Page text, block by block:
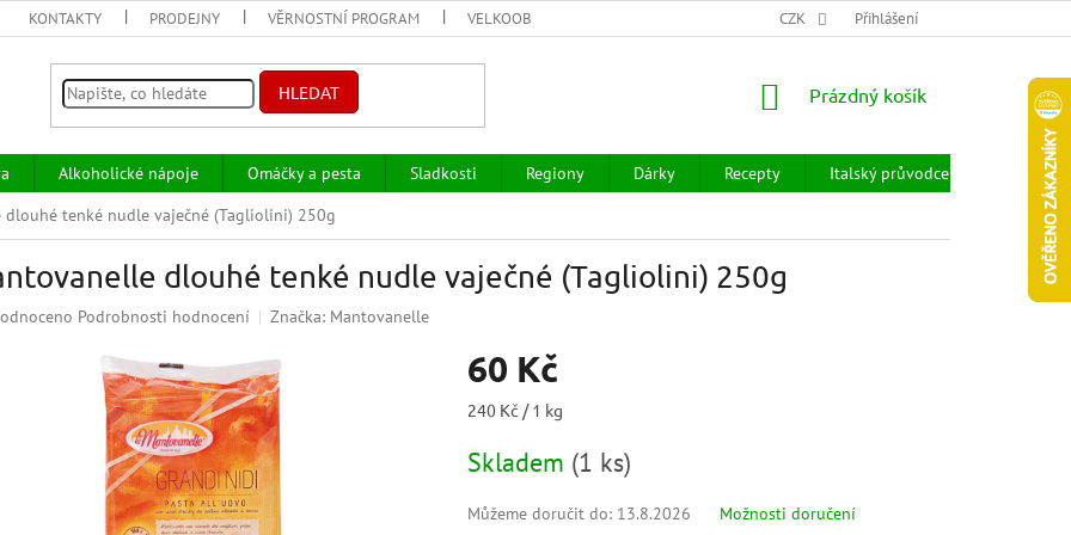
KONTAKTY PRODEJNY VĚRNOSTNÍ PROGRAM VELKOOBCHOD HODNOCENÍ OBCHODU OBCHODNÍ PODMÍNKY
CZK Přihlášení
HLEDAT
NÁKUPNÍ
Prázdný košík
Alkoholické nápoje Omáčky a pesta Sladkosti Regiony Dárky Recepty Italský průvodce
Prodejny
dlouhé tenké nudle vaječné (Tagliolini) 250g
dlouhé tenké nudle vaječné (Tagliolini) 250g
Podrobnosti hodnocení Značka: Mantovanelle
60 Kč
Měrná
240 Kč / 1 kg
Skladem (1 ks)
Můžeme doručit do: 13.8.2026 Možnosti doručení